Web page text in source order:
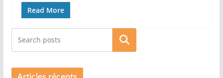
Read More
Rechercher